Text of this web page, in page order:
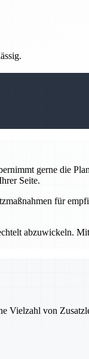
gerne die
Seite.
für
abzuwickeln.
Vielzahl von